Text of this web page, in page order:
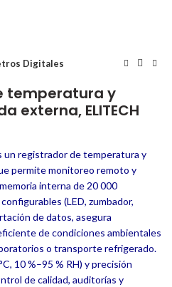
Digitales
temperatura y
externa, ELITECH
un registrador de temperatura y
permite monitoreo remoto y
interna de 20 000
(LED, zumbador,
de datos, asegura
de condiciones ambientales
o transporte refrigerado.
10 %–95 % RH) y precisión
de calidad, auditorías y